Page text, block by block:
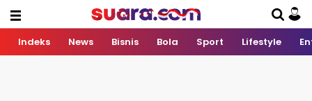
Indeks News Bisnis Bola Sport Lifestyle